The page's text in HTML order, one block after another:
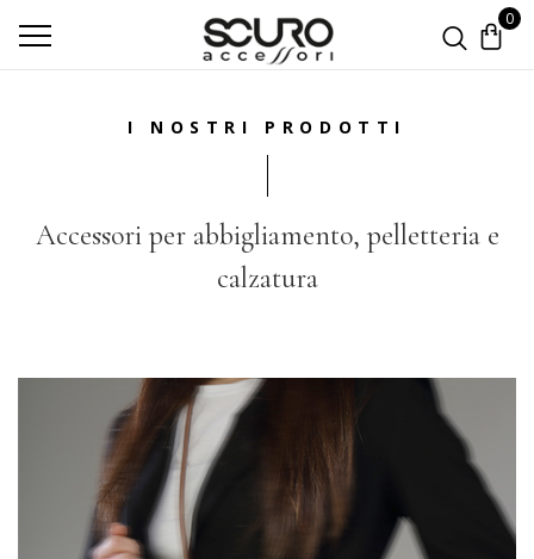
0
I NOSTRI PRODOTTI
Accessori per abbigliamento, pelletteria e
calzatura